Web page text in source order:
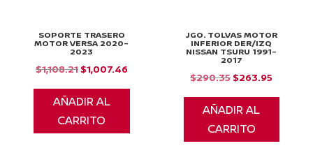
SOPORTE TRASERO
MOTOR VERSA 2020-
2023
$1,108.21 El
precio
original
era:
$1,007.46El
precio
AÑADIR AL
CARRITO
JGO. TOLVAS MOTOR
INFERIOR DER/IZQ
NISSAN TSURU 1991-
2017
$290.35 El
precio
original
era:
$263.95
precio
AÑADIR AL
CARRITO